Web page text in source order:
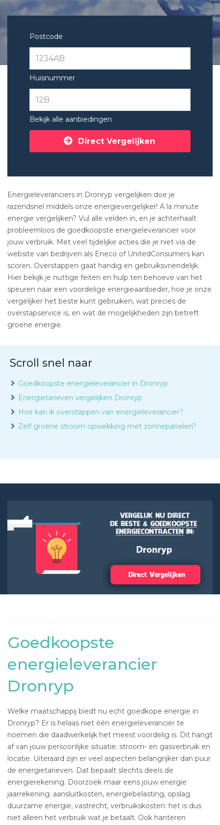
Postcode
Huisnummer
Bekijk alle aanbiedingen
Direct Vergelijken
Energieleveranciers in Dronryp vergelijken doe je
razendsnel middels onze energievergelijker! A la minute
energie vergelijken? Vul alle velden in, en je achterhaalt
probleemloos de goedkoopste energieleverancier voor
jouw verbruik. Met veel tijdelijke acties die je niet via de
website van bedrijven als Eneco of UnitedConsumers kan
scoren. Overstappen gaat handig en gebruiksvriendelijk.
Hier bekijk je nuttige feiten en hulp ten behoeve van het
speuren naar een voordelige energieaanbieder, hoe je onze
vergelijker het beste kunt gebruiken, wat precies de
overstapservice is, en wat de mogelijkheden zijn betreft
groene energie.
Scroll snel naar
Goedkoopste energieleverancier in Dronryp
Energietarieven vergelijken Dronryp
Hoe kan ik overstappen van energieleverancier?
Zelf groene stroom opwekking met zonnepanelen?
Goedkoopste
energieleverancier
Dronryp
Welke maatschappij biedt nu echt goedkope energie in
Dronryp? Er is helaas niet één energieleverancier te
noemen die daadwerkelijk het meest voordelig is. Dit hangt
af van jouw persoonlijke situatie: stroom- en gasverbruik en
locatie. Uiteraard zijn er veel aspecten belangrijker dan puur
de energietarieven. Dat bepaalt slechts deels de
energierekening. Doorzoek maar eens jouw energie
jaarrekening: aansluitkosten, energiebelasting, opslag
duurzame energie, vastrecht, verbruikskosten: het is dus
niet alleen het verbruik wat je betaalt. Ook hanteren